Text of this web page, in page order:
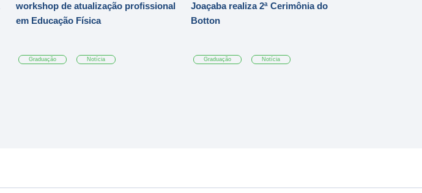
workshop de atualização profissional
em Educação Física
Graduação Notícia
Joaçaba realiza 2ª Cerimônia do
Botton
Graduação Notícia